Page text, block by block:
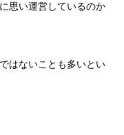
思い運営しているのか
はないことも多いとい